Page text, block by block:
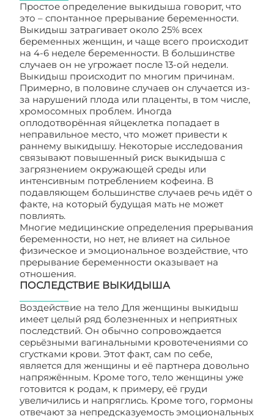
Простое определение выкидыша говорит, что
это – спонтанное прерывание беременности.
Выкидыш затрагивает около 25% всех
беременных женщин, и чаще всего происходит
на 4-6 неделе беременности. В большинстве
случаев он не угрожает после 13-ой недели.
Выкидыш происходит по многим причинам.
Примерно, в половине случаев он случается из-
за нарушений плода или плаценты, в том числе,
хромосомных проблем. Иногда
оплодотворённая яйцеклетка попадает в
неправильное место, что может привести к
раннему выкидышу. Некоторые исследования
связывают повышенный риск выкидыша с
загрязнением окружающей среды или
интенсивным потреблением кофеина. В
подавляющем большинстве случаев речь идёт о
факте, на который будущая мать не может
повлиять.
Многие медицинские определения прерывания
беременности, но нет, не влияет на сильное
физическое и эмоциональное воздействие, что
прерывание беременности оказывает на
отношения.
ПОСЛЕДСТВИЕ ВЫКИДЫША
Воздействие на тело Для женщины выкидыш
имеет целый ряд болезненных и неприятных
последствий. Он обычно сопровождается
серьёзными вагинальными кровотечениями со
сгустками крови. Этот факт, сам по себе,
является для женщины и её партнера довольно
напряжённым. Кроме того, тело женщины уже
готовится к родам, к примеру, её груди
увеличились и напряглись. Кроме того, гормоны
отвечают за непредсказуемость эмоциональных